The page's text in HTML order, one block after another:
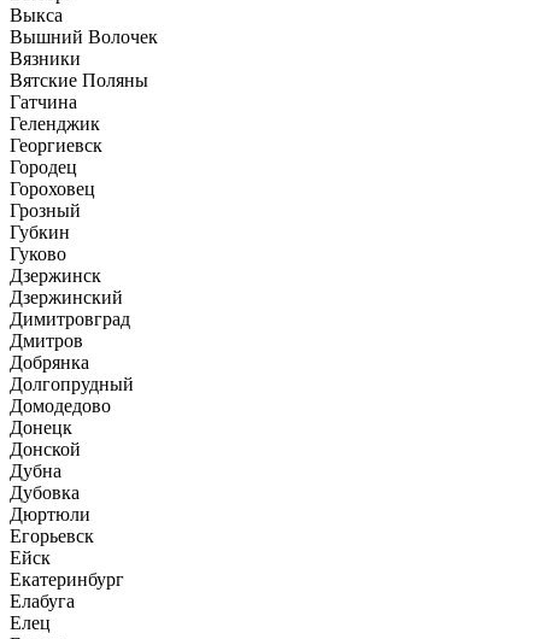
Выкса
Вышний Волочек
Вязники
Вятские Поляны
Гатчина
Геленджик
Георгиевск
Городец
Гороховец
Грозный
Губкин
Гуково
Дзержинск
Дзержинский
Димитровград
Дмитров
Добрянка
Долгопрудный
Домодедово
Донецк
Донской
Дубна
Дубовка
Дюртюли
Егорьевск
Ейск
Екатеринбург
Елабуга
Елец